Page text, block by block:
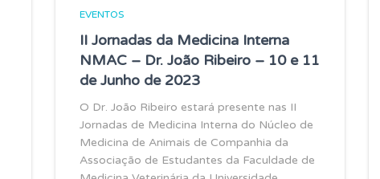
EVENTOS
II Jornadas da Medicina Interna
NMAC – Dr. João Ribeiro – 10 e 11
de Junho de 2023
O Dr. João Ribeiro estará presente nas II
Jornadas de Medicina Interna do Núcleo de
Medicina de Animais de Companhia da
Associação de Estudantes da Faculdade de